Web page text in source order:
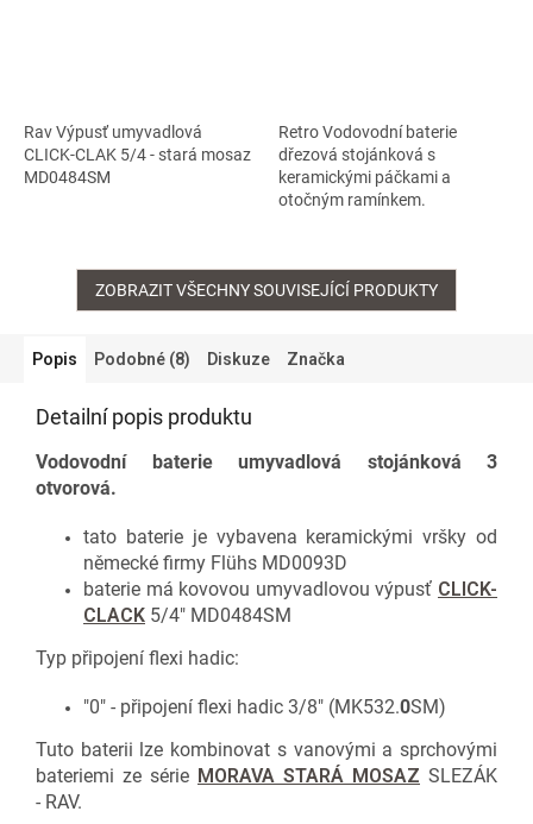
hvězdiček.
Rav Výpusť umyvadlová
CLICK-CLAK 5/4 - stará mosaz
MD0484SM
hvězdiček.
Retro Vodovodní baterie
dřezová stojánková s
keramickými páčkami a
otočným ramínkem.
ZOBRAZIT VŠECHNY SOUVISEJÍCÍ PRODUKTY
Popis Podobné (8) Diskuze Značka
Detailní popis produktu
Vodovodní baterie umyvadlová stojánková 3
otvorová.
tato baterie je vybavena keramickými vršky od
německé firmy Flühs MD0093D
baterie má kovovou umyvadlovou výpusť CLICK-
CLACK 5/4" MD0484SM
Typ připojení flexi hadic:
"0" - připojení flexi hadic 3/8" (MK532.0SM)
Tuto baterii lze kombinovat s vanovými a sprchovými
bateriemi ze série MORAVA STARÁ MOSAZ SLEZÁK
- RAV.